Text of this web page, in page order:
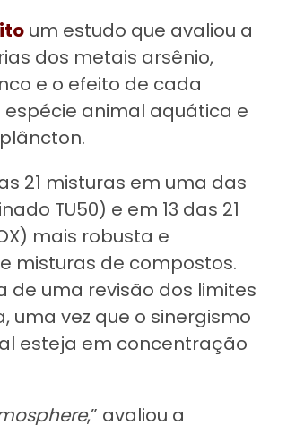
um estudo que avaliou a
dos metais arsênio,
e o efeito de cada
espécie animal aquática e
21 misturas em uma das
TU50) e em 13 das 21
mais robusta e
misturas de compostos.
uma revisão dos limites
vez que o sinergismo
esteja em concentração
,” avaliou a